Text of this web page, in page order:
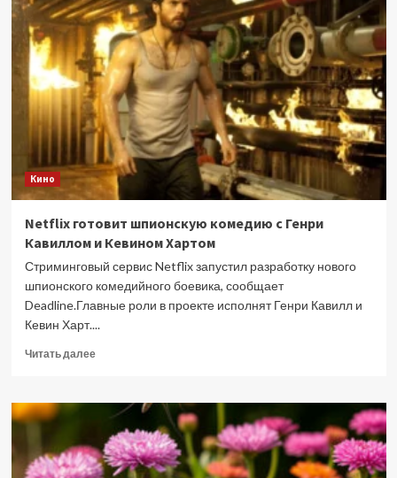
едва
не
остался
без
Итаки
в
фильме
«Одиссея»
из-
за
дороги
на
горы
Кино
Netflix готовит шпионскую комедию с Генри
Кавиллом и Кевином Хартом
Стриминговый сервис Netflix запустил разработку нового
шпионского комедийного боевика, сообщает
Deadline.Главные роли в проекте исполнят Генри Кавилл и
Кевин Харт....
Читать далееПрочитать
Netflix
готовит
шпионскую
комедию
с